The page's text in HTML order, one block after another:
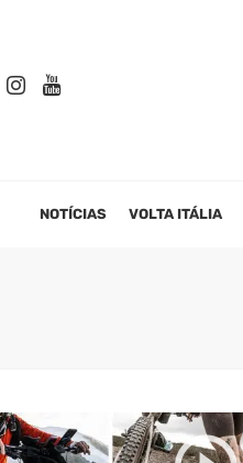
NOTÍCIAS VOLTA ITÁLIA